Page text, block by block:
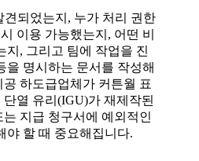
되었는지, 누가 처리 권한
이용 가능했는지, 어떤 비
지, 그리고 팀에 작업을 진
을 명시하는 문서를 작성해
하도급업체가 커튼월 표
열 유리(IGU)가 재제작된
지급 청구서에 예외적인
야 할 때 중요해집니다.